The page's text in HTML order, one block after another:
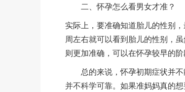
二、怀孕怎么看男女才准？
实际上，要准确知道胎儿的性别
周左右就可以看到胎儿的性别，
则更加准确，可以在怀孕较早的
总的来说，怀孕初期症状并不
并不科学可靠。如果准妈妈真的